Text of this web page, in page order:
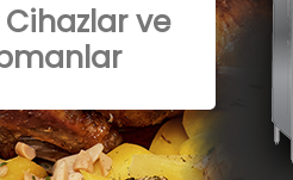
ve